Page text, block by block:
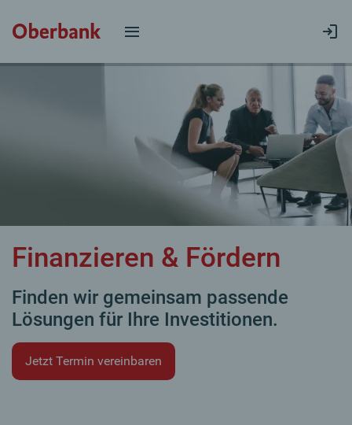
Finanzieren & Fördern
Finden wir gemeinsam passende
Lösungen für Ihre Investitionen.
Jetzt Termin vereinbaren